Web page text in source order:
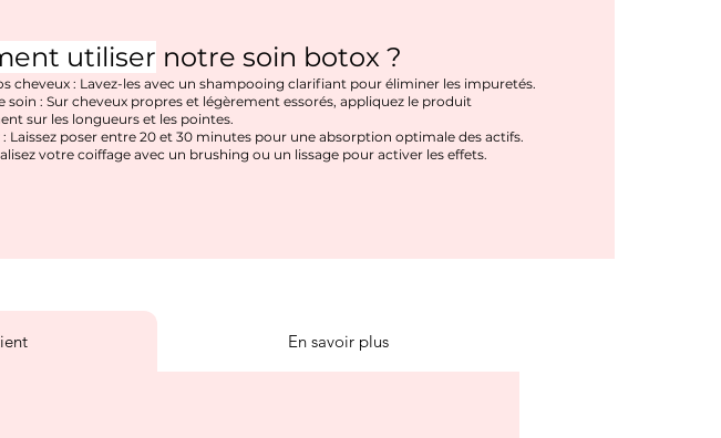
utiliser notre soin botox ?
cheveux : Lavez-les avec un shampooing clarifiant pour éliminer les impuretés.
soin : Sur cheveux propres et légèrement essorés, appliquez le produit
sur les longueurs et les pointes.
: Laissez poser entre 20 et 30 minutes pour une absorption optimale des actifs.
votre coiffage avec un brushing ou un lissage pour activer les effets.
En savoir plus